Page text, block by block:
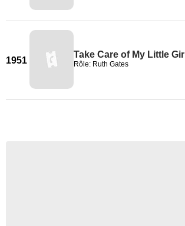
1951
Take Care of My Little Girl
Rôle: Ruth Gates